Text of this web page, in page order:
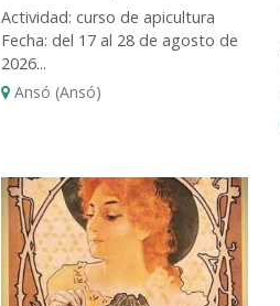
Actividad: curso de apicultura
Fecha: del 17 al 28 de agosto de
2026...
Ansó (Ansó)